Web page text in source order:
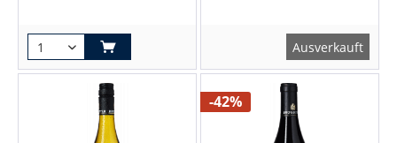
Ausverkauft
-42%